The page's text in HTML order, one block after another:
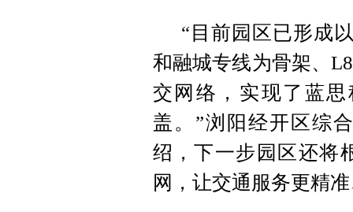
“目前园区已形成
和融城专线为骨架、
交网络，实现了蓝
盖。”浏阳经开区综
绍，下一步园区还将
网，让交通服务更精